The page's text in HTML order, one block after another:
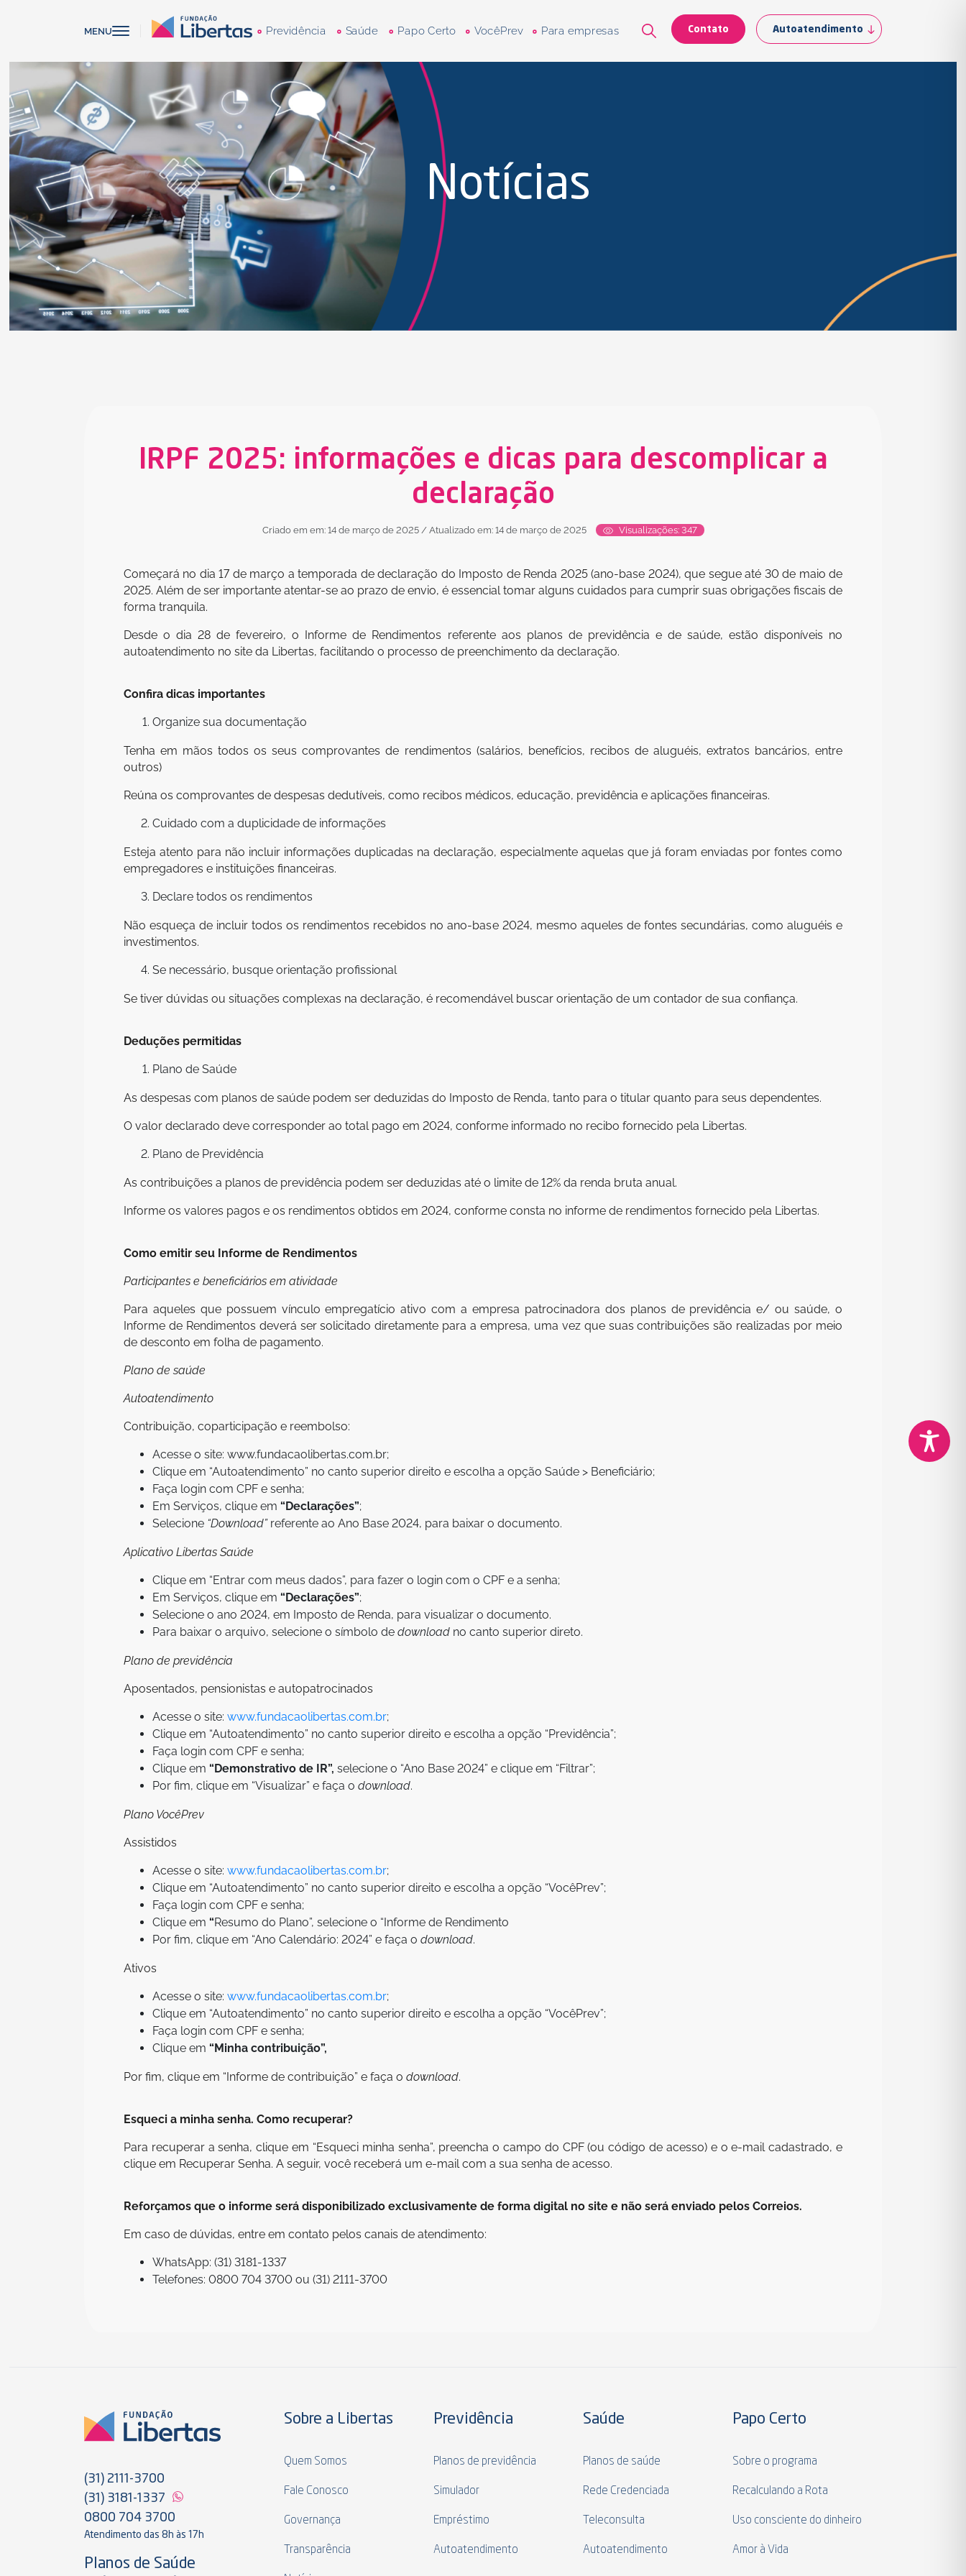
MENU Previdência Saúde Papo Certo VocêPrev Para empresas Contato Autoatendimento
Notícias
IRPF 2025: informações e dicas para descomplicar a
declaração
Criado em em: 14 de março de 2025 / Atualizado em: 14 de março de 2025 Visualizações: 347
Começará no dia 17 de março a temporada de declaração do Imposto de Renda 2025 (ano-base 2024), que segue até 30 de maio de
2025. Além de ser importante atentar-se ao prazo de envio, é essencial tomar alguns cuidados para cumprir suas obrigações fiscais de
forma tranquila.
Desde o dia 28 de fevereiro, o Informe de Rendimentos referente aos planos de previdência e de saúde, estão disponíveis no
autoatendimento no site da Libertas, facilitando o processo de preenchimento da declaração.
Confira dicas importantes
Organize sua documentação
Tenha em mãos todos os seus comprovantes de rendimentos (salários, benefícios, recibos de aluguéis, extratos bancários, entre
outros)
Reúna os comprovantes de despesas dedutíveis, como recibos médicos, educação, previdência e aplicações financeiras.
Cuidado com a duplicidade de informações
Esteja atento para não incluir informações duplicadas na declaração, especialmente aquelas que já foram enviadas por fontes como
empregadores e instituições financeiras.
Declare todos os rendimentos
Não esqueça de incluir todos os rendimentos recebidos no ano-base 2024, mesmo aqueles de fontes secundárias, como aluguéis e
investimentos.
Se necessário, busque orientação profissional
Se tiver dúvidas ou situações complexas na declaração, é recomendável buscar orientação de um contador de sua confiança.
Deduções permitidas
Plano de Saúde
As despesas com planos de saúde podem ser deduzidas do Imposto de Renda, tanto para o titular quanto para seus dependentes.
O valor declarado deve corresponder ao total pago em 2024, conforme informado no recibo fornecido pela Libertas.
Plano de Previdência
As contribuições a planos de previdência podem ser deduzidas até o limite de 12% da renda bruta anual.
Informe os valores pagos e os rendimentos obtidos em 2024, conforme consta no informe de rendimentos fornecido pela Libertas.
Como emitir seu Informe de Rendimentos
Participantes e beneficiários em atividade
Para aqueles que possuem vínculo empregatício ativo com a empresa patrocinadora dos planos de previdência e/ ou saúde, o
Informe de Rendimentos deverá ser solicitado diretamente para a empresa, uma vez que suas contribuições são realizadas por meio
de desconto em folha de pagamento.
Plano de saúde
Autoatendimento
Contribuição, coparticipação e reembolso:
Acesse o site: www.fundacaolibertas.com.br;
Clique em “Autoatendimento” no canto superior direito e escolha a opção Saúde > Beneficiário;
Faça login com CPF e senha;
Em Serviços, clique em “Declarações”;
Selecione “Download” referente ao Ano Base 2024, para baixar o documento.
Aplicativo Libertas Saúde
Clique em “Entrar com meus dados”, para fazer o login com o CPF e a senha;
Em Serviços, clique em “Declarações”;
Selecione o ano 2024, em Imposto de Renda, para visualizar o documento.
Para baixar o arquivo, selecione o símbolo de download no canto superior direto.
Plano de previdência
Aposentados, pensionistas e autopatrocinados
Acesse o site: www.fundacaolibertas.com.br;
Clique em “Autoatendimento” no canto superior direito e escolha a opção “Previdência”;
Faça login com CPF e senha;
Clique em “Demonstrativo de IR”, selecione o “Ano Base 2024” e clique em “Filtrar”;
Por fim, clique em “Visualizar” e faça o download.
Plano VocêPrev
Assistidos
Acesse o site: www.fundacaolibertas.com.br;
Clique em “Autoatendimento” no canto superior direito e escolha a opção “VocêPrev”;
Faça login com CPF e senha;
Clique em “Resumo do Plano”, selecione o “Informe de Rendimento
Por fim, clique em “Ano Calendário: 2024” e faça o download.
Ativos
Acesse o site: www.fundacaolibertas.com.br;
Clique em “Autoatendimento” no canto superior direito e escolha a opção “VocêPrev”;
Faça login com CPF e senha;
Clique em “Minha contribuição”,
Por fim, clique em “Informe de contribuição” e faça o download.
Esqueci a minha senha. Como recuperar?
Para recuperar a senha, clique em “Esqueci minha senha”, preencha o campo do CPF (ou código de acesso) e o e-mail cadastrado, e
clique em Recuperar Senha. A seguir, você receberá um e-mail com a sua senha de acesso.
Reforçamos que o informe será disponibilizado exclusivamente de forma digital no site e não será enviado pelos Correios.
Em caso de dúvidas, entre em contato pelos canais de atendimento:
WhatsApp: (31) 3181-1337
Telefones: 0800 704 3700 ou (31) 2111-3700
(31) 2111-3700
(31) 3181-1337
0800 704 3700
Atendimento das 8h às 17h
Planos de Saúde
Sobre a Libertas
Quem Somos
Fale Conosco
Governança
Transparência
Previdência
Planos de previdência
Simulador
Empréstimo
Autoatendimento
Saúde
Planos de saúde
Rede Credenciada
Teleconsulta
Autoatendimento
Papo Certo
Sobre o programa
Recalculando a Rota
Uso consciente do dinheiro
Amor à Vida